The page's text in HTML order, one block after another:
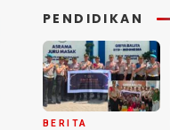
PENDIDIKAN
BERITA